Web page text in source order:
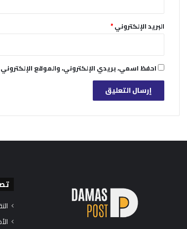
البريد الإلكتروني*
احفظ اسمي، بريدي الإلكتروني، والموقع